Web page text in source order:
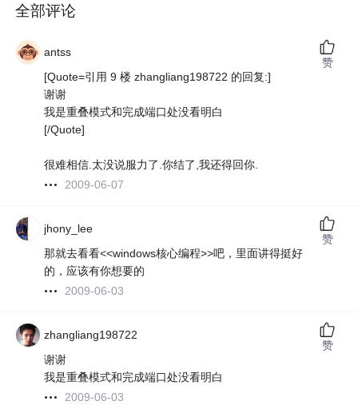
全部评论
antss
[Quote=引用 9 楼 zhangliang198722 的回复:]
谢谢
我是重叠模式和完成端口处没看明白
[/Quote]
很难相信.太没说服力了.你结了,我还得回你.
2009-06-07
赞
jhony_lee
那就去看看<<windows核心编程>>吧，里面讲得挺好
的，应该有你想要的
2009-06-03
赞
zhangliang198722
谢谢
我是重叠模式和完成端口处没看明白
2009-06-03
赞